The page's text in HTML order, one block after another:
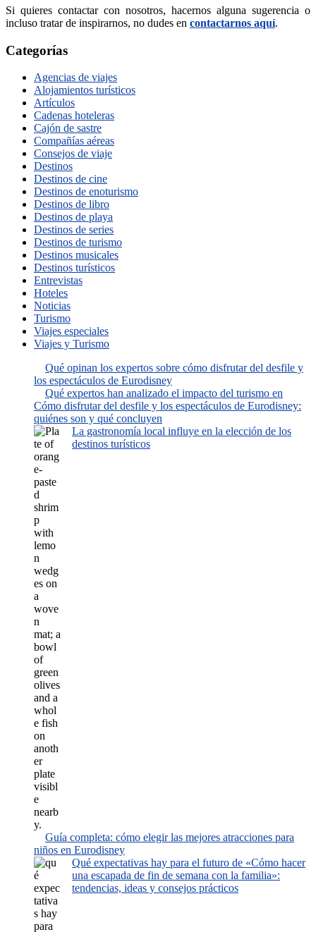
Si quieres contactar con nosotros, hacernos alguna sugerencia o
incluso tratar de inspirarnos, no dudes en contactarnos aquí.
Categorías
Agencias de viajes
Alojamientos turísticos
Artículos
Cadenas hoteleras
Cajón de sastre
Compañías aéreas
Consejos de viaje
Destinos
Destinos de cine
Destinos de enoturismo
Destinos de libro
Destinos de playa
Destinos de series
Destinos de turismo
Destinos musicales
Destinos turísticos
Entrevistas
Hoteles
Noticias
Turismo
Viajes especiales
Viajes y Turismo
Qué opinan los expertos sobre cómo disfrutar del desfile y
los espectáculos de Eurodisney
Qué expertos han analizado el impacto del turismo en
Cómo disfrutar del desfile y los espectáculos de Eurodisney:
quiénes son y qué concluyen
La gastronomía local influye en la elección de los
destinos turísticos
Guía completa: cómo elegir las mejores atracciones para
niños en Eurodisney
Qué expectativas hay para el futuro de «Cómo hacer
una escapada de fin de semana con la familia»:
tendencias, ideas y consejos prácticos